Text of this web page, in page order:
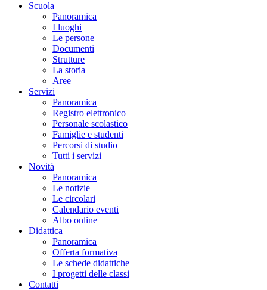
Scuola
Panoramica
I luoghi
Le persone
Documenti
Strutture
La storia
Aree
Servizi
Panoramica
Registro elettronico
Personale scolastico
Famiglie e studenti
Percorsi di studio
Tutti i servizi
Novità
Panoramica
Le notizie
Le circolari
Calendario eventi
Albo online
Didattica
Panoramica
Offerta formativa
Le schede didattiche
I progetti delle classi
Contatti